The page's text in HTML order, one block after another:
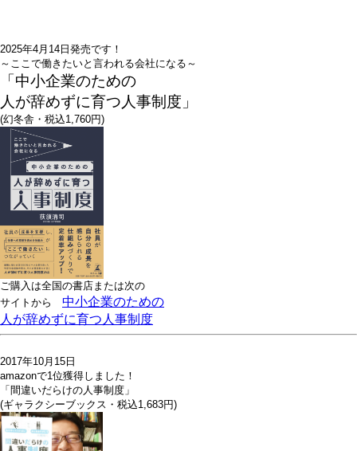
2025年4月14日発売です！
～ここで働きたいと言われる会社になる～
「中小企業のための
人が辞めずに育つ人事制度」
(幻冬舎・税込1,760円)
ご購入は全国の書店または次の
サイトから 中小企業のための
人が辞めずに育つ人事制度
2017年10月15日
amazonで1位獲得しました！
「間違いだらけの人事制度」
(ギャラクシーブックス・税込1,683円)